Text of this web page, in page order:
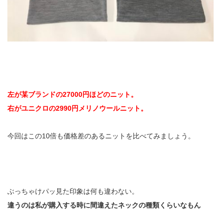
左が某ブランドの27000円ほどのニット。
右がユニクロの2990円メリノウールニット。
今回はこの10倍も価格差のあるニットを比べてみましょう。
ぶっちゃけパッ見た印象は何も違わない。
違うのは私が購入する時に間違えたネックの種類くらいなもん